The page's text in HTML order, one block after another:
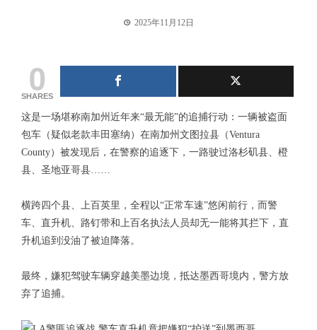
2025年11月12日
0
SHARES
这是一场堪称南加州近年来“最无能”的追捕行动：一辆被盗面
包车（疑似老款丰田塞纳）在南加州文图拉县（Ventura
County）被发现后，在警察的追逐下，一路驶过洛杉矶县、橙
县、圣地亚哥县……
横跨四个县、上百英里，全程以“正常车速”悠闲前行，而警
车、直升机、路钉带和上百名执法人员却无一能将其拦下，直
升机追到没油了被迫降落。
最终，嫌犯驾驶车辆穿越美墨边境，抵达墨西哥境内，警方放
弃了追捕。